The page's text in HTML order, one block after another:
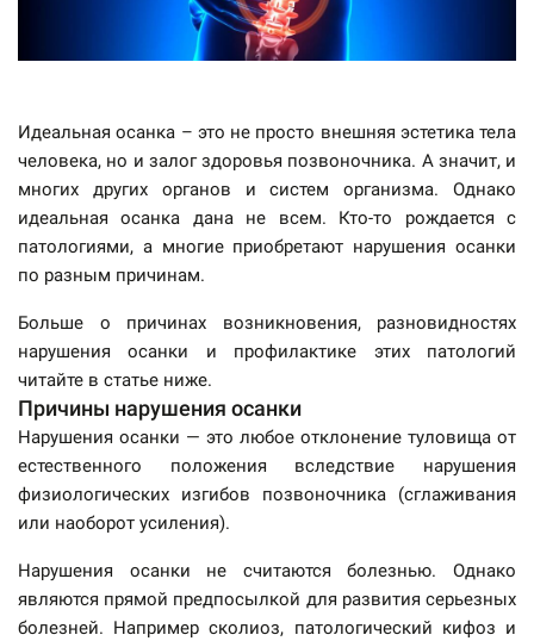
Идеальная осанка – это не просто внешняя эстетика тела
человека, но и залог здоровья позвоночника. А значит, и
многих других органов и систем организма. Однако
идеальная осанка дана не всем. Кто-то рождается с
патологиями, а многие приобретают нарушения осанки
по разным причинам.
Больше о причинах возникновения, разновидностях
нарушения осанки и профилактике этих патологий
читайте в статье ниже.
Причины нарушения осанки
Нарушения осанки — это любое отклонение туловища от
естественного положения вследствие нарушения
физиологических изгибов позвоночника (сглаживания
или наоборот усиления).
Нарушения осанки не считаются болезнью. Однако
являются прямой предпосылкой для развития серьезных
болезней. Например сколиоз, патологический кифоз и